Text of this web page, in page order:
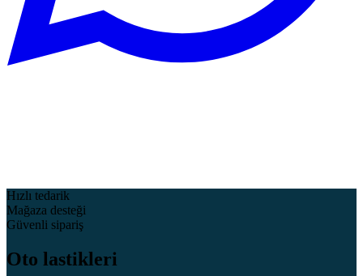
Hızlı tedarik
Mağaza desteği
Güvenli sipariş
Oto lastikleri